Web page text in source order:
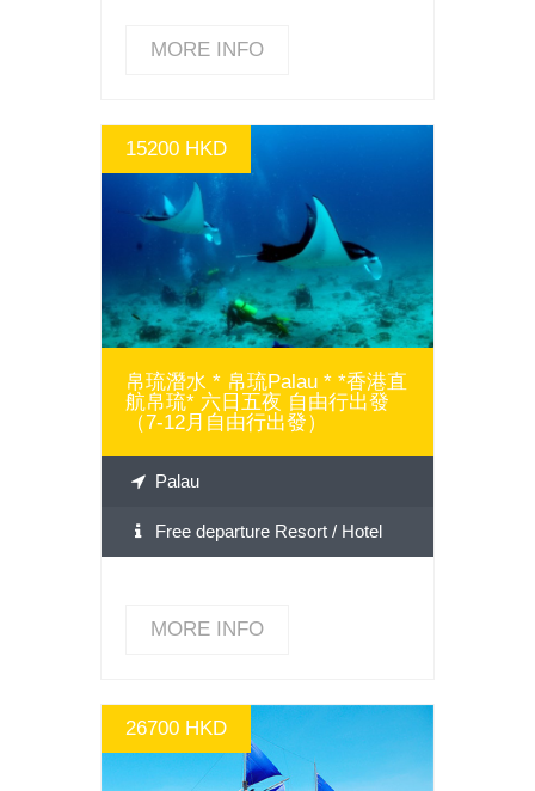
MORE INFO
15200 HKD
MORE INFO
帛琉潛水 * 帛琉Palau * *香港直
航帛琉* 六日五夜 自由行出發
（7-12月自由行出發）
Palau
Free departure Resort / Hotel
MORE INFO
26700 HKD